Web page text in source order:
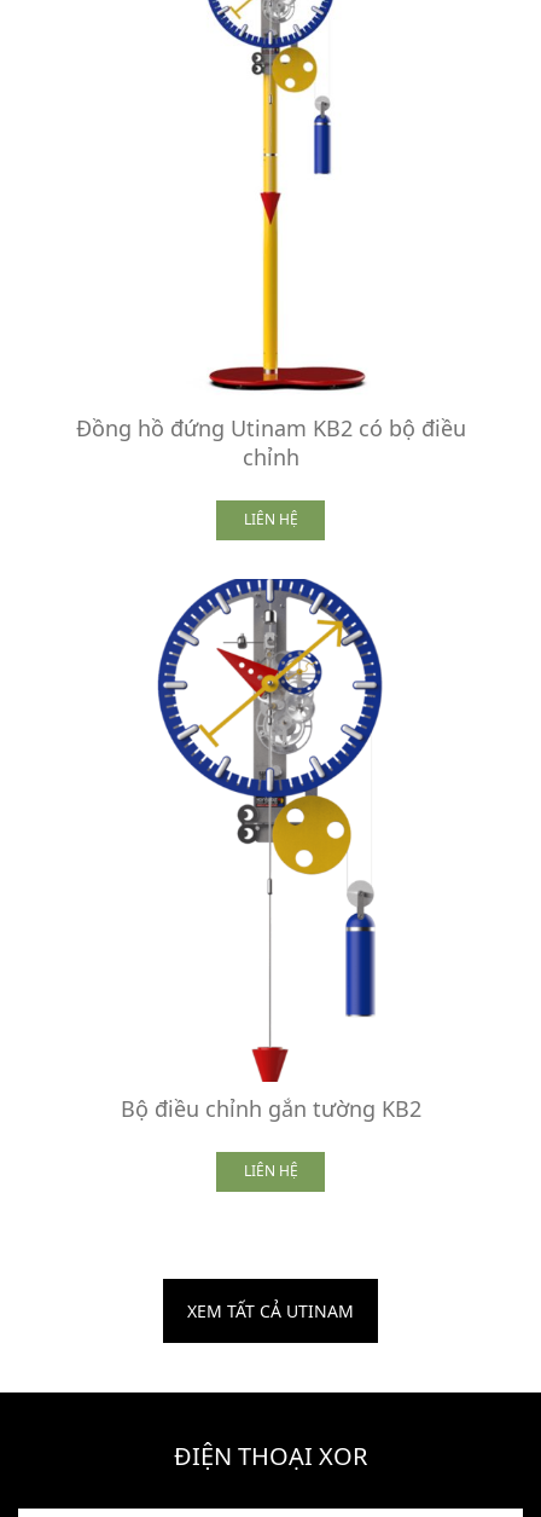
Đồng hồ đứng Utinam KB2 có bộ điều
chỉnh
LIÊN HỆ
Bộ điều chỉnh gắn tường KB2
LIÊN HỆ
XEM TẤT CẢ UTINAM
ĐIỆN THOẠI XOR